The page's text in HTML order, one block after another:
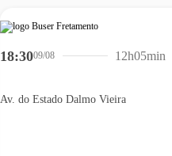
18:3009/08
Av. do Estado Dalmo Vieira
12h05min